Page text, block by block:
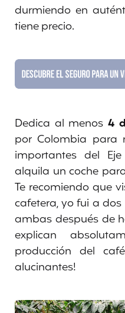
durmiendo en
tiene precio.
Dedica al menos4
por Colombia para
importantes del
alquila un coche
Te recomiendo que
cafetera, yo fui a
ambas después de
explican
producción del
alucinantes!